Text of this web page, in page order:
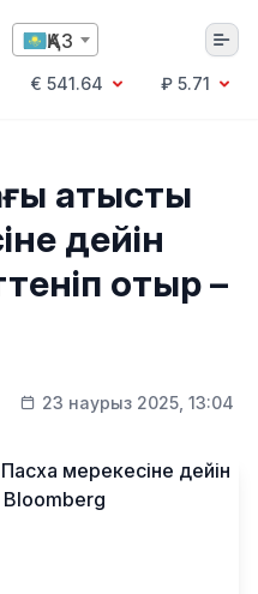
ҚАЗ
€ 541.64
₽ 5.71
атысты
дейін
отыр –
23 наурыз 2025, 13:04